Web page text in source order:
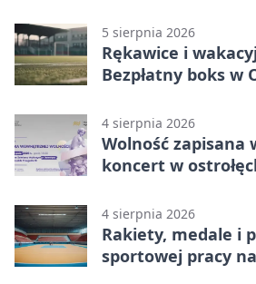
5 sierpnia 2026
Rękawice i
Bezpłatny boks w
4 sierpnia 2026
Wolność zapisana
koncert w
4 sierpnia 2026
Rakiety, medale i
sportowej pracy